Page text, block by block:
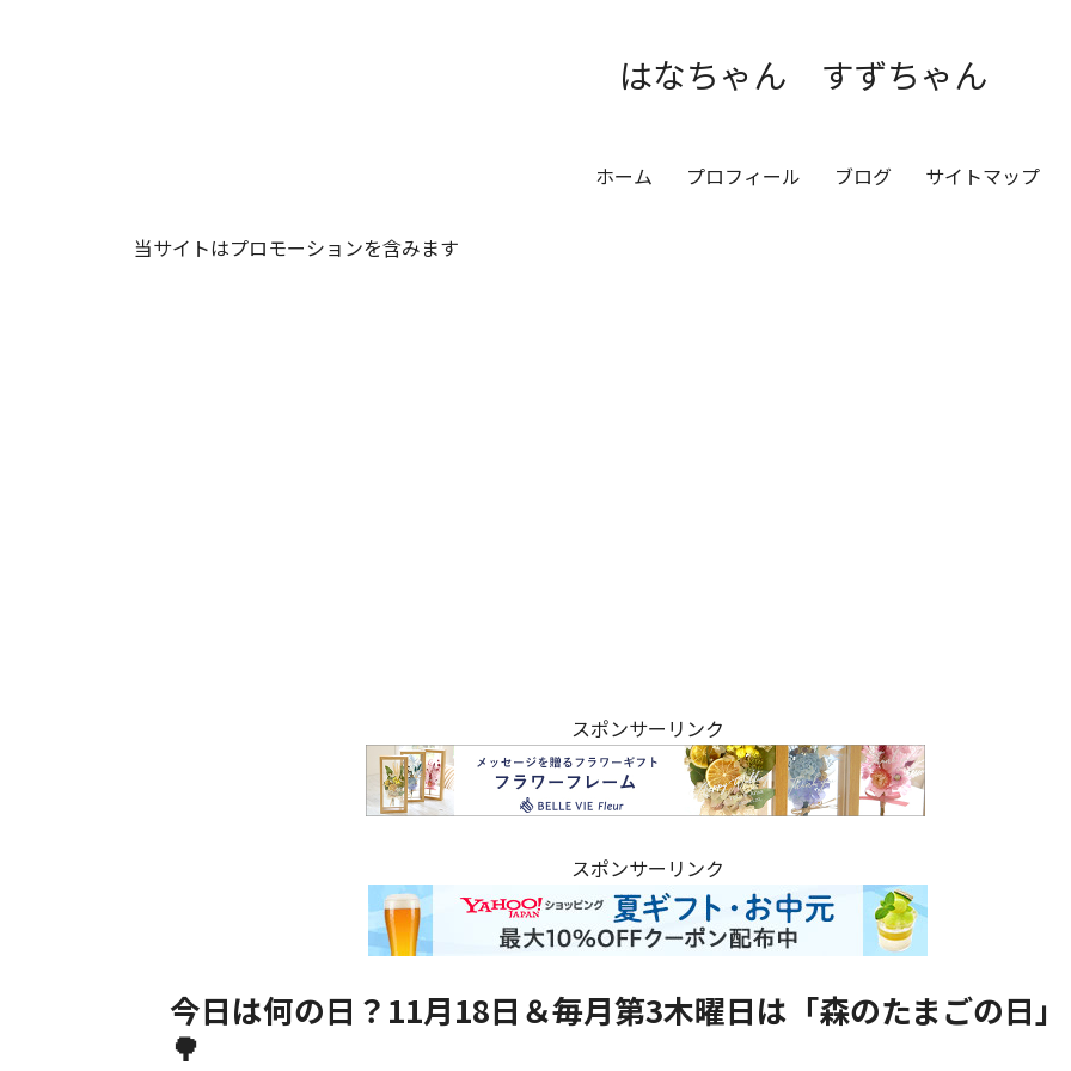
はなちゃん すずちゃん
ホーム プロフィール ブログ サイトマップ
当サイトはプロモーションを含みます
スポンサーリンク
スポンサーリンク
今日は何の日？11月18日＆毎月第3木曜日は「森のたまごの日
🌳